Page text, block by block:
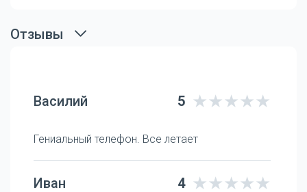
Отзывы
Василий 5
Гениальный телефон. Все летает
Иван 4